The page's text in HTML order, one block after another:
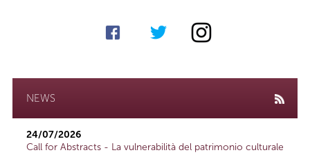
NEWS
24/07/2026
Call for Abstracts - La vulnerabilità del patrimonio culturale